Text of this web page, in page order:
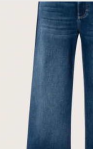
image slideshow